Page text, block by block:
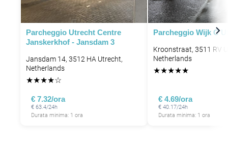
Parcheggio Utrecht Centre
Janskerkhof - Jansdam 3
Jansdam 14, 3512 HA Utrecht,
Netherlands
★★★★☆
€ 7.32/ora
€ 63.4/24h
Durata minima: 1 ora
Parcheggio Wijk C
Kroonstraat, 3511 RV
Netherlands
★★★★★
€ 4.69/ora
€ 40.17/24h
Durata minima: 1 ora